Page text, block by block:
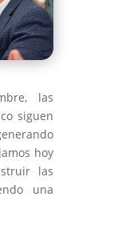
las
siguen
hoy
las
una